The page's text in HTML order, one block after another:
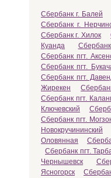
Сбербанк г. Балей
Сбербанк г.
Сбербанк г. Хилок
Куанда
Сбербанк пгт.
Сбербанк пгт.
Сбербанк пгт.
Жирекен
Сбербанк пгт.
Ключевский
Сбербанк пгт.
Новокручининский
Оловянная
Сбербанк пгт.
Чернышевск
Ясногорск